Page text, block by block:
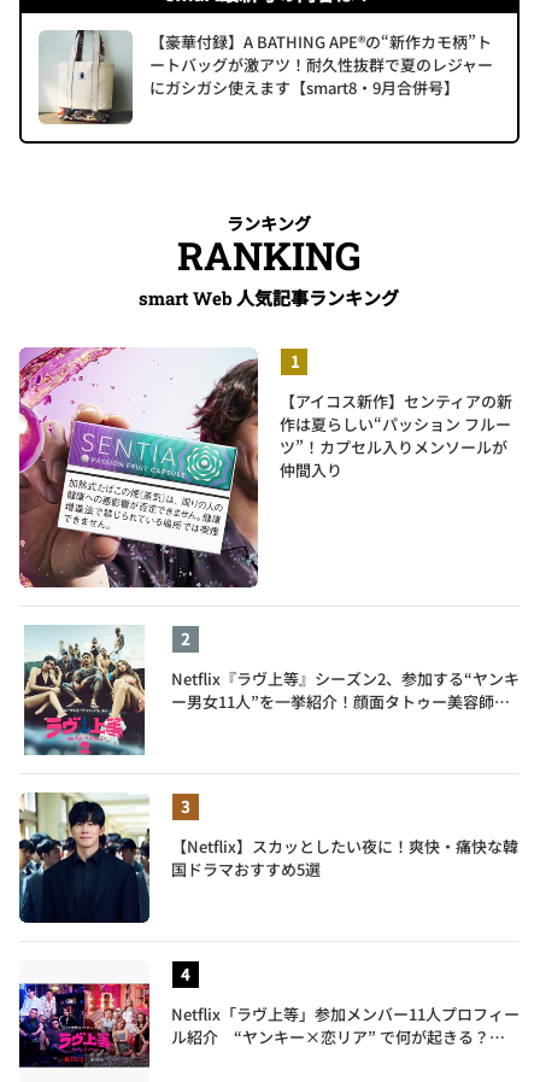
【豪華付録】A BATHING APE®の“新作カモ柄”ト
ートバッグが激アツ！耐久性抜群で夏のレジャー
にガシガシ使えます【smart8・9月合併号】
ランキング
RANKING
smart Web人気記事ランキング
【アイコス新作】センティアの新
作は夏らしい“パッション フルー
ツ”！カプセル入りメンソールが
仲間入り
Netflix『ラヴ上等』シーズン2、参加する“ヤンキ
ー男女11人”を一挙紹介！顔面タトゥー美容師、
【Netflix】スカッとしたい夜に！爽快・痛快な韓
国ドラマおすすめ5選
Netflix「ラヴ上等」参加メンバー11人プロフィー
ル紹介 “ヤンキー×恋リア” で何が起きる？地